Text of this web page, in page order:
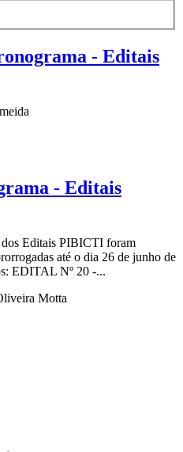
- Editais
- Editais
dos Editais PIBICTI foram
até o dia 26 de junho de
EDITAL Nº 20 -...
Motta